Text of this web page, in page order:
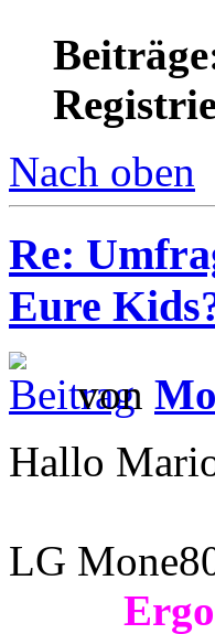
Nach oben
Re:
Eure
von
Hallo
LG